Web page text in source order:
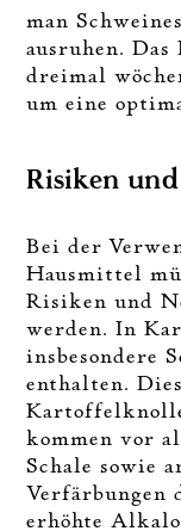
man
ausruhen.
dreimal
um eine
Risiken
Bei der
Hausmittel
Risiken und
werden. In
insbesondere
enthalten.
kommen vor
Schale sowie
Verfärbungen
erhöhte